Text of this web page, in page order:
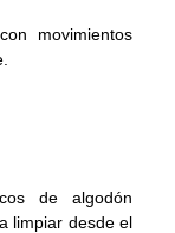
movimientos
de algodón
limpiar desde el